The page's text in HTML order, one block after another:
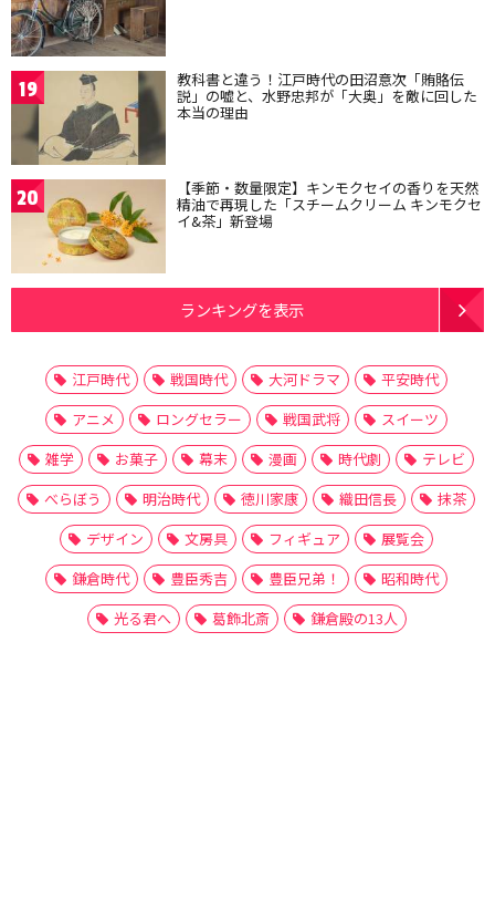
19 教科書と違う！江戸時代の田沼意次「賄賂伝
説」の嘘と、水野忠邦が「大奥」を敵に回した
本当の理由
20 【季節・数量限定】キンモクセイの香りを天然
精油で再現した「スチームクリーム キンモクセ
イ&茶」新登場
ランキングを表示
江戸時代 戦国時代 大河ドラマ
平安時代
アニメ
ロングセラー 戦国武将
スイーツ
雑学
お菓子 幕末 漫画 時代劇
テレビ
べらぼう
明治時代 徳川家康 織田信長
抹茶
デザイン
文房具 フィギュア
展覧会
鎌倉時代
豊臣秀吉 豊臣兄弟！
昭和時代
光る君へ
葛飾北斎 鎌倉殿の13人